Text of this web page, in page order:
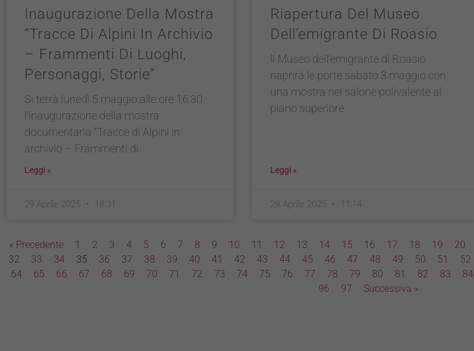
Inaugurazione Della Mostra
“Tracce Di Alpini In Archivio
– Frammenti Di Luoghi,
Personaggi, Storie”
Si terrà lunedì 5 maggio alle ore 16:30
l’inaugurazione della mostra
documentaria “Tracce di Alpini in
archivio – Frammenti di
Leggi »
29 Aprile 2025 18:31
Riapertura Del Museo
Dell’emigrante Di Roasio
ll Museo dell’emigrante di Roasio
riaprirà le porte sabato 3 maggio con
una mostra nel salone polivalente al
piano superiore
Leggi »
28 Aprile 2025 11:14
« Precedente 1 2 3 4 5 6 7 8 9 10 11 12 13 14 15 16 17 18 19 20
32
33 34 35 36 37 38 39 40 41 42 43 44 45 46 47 48 49 50 51 52
64
65 66 67 68 69 70 71 72 73 74 75 76 77 78 79 80 81 82 83 84
96
97 Successiva »